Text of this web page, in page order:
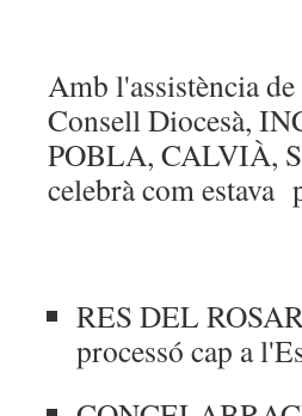
Amb l'assistència
Consell Diocesà,
POBLA, CALVIÀ,
celebrà com
RES DEL
processó cap a